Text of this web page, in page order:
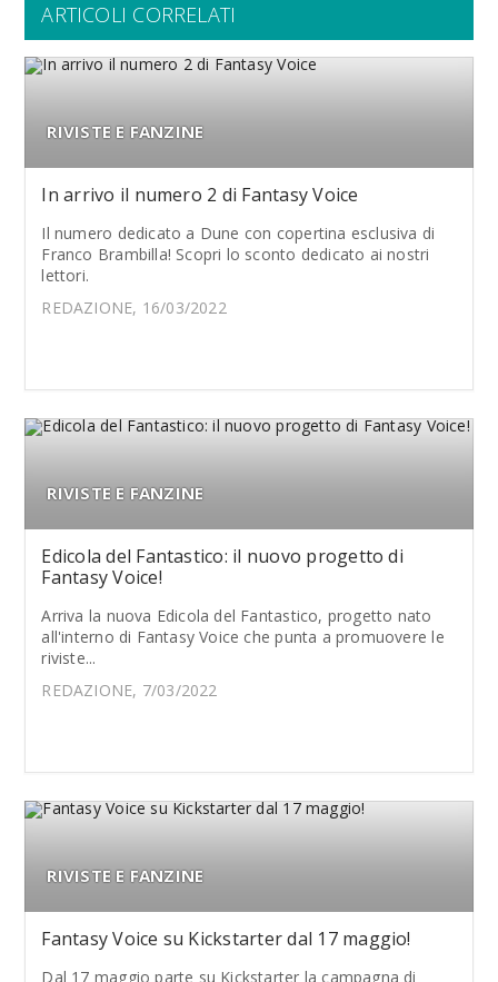
ARTICOLI CORRELATI
RIVISTE E FANZINE
In arrivo il numero 2 di Fantasy Voice
Il numero dedicato a Dune con copertina esclusiva di
Franco Brambilla! Scopri lo sconto dedicato ai nostri
lettori.
REDAZIONE, 16/03/2022
RIVISTE E FANZINE
Edicola del Fantastico: il nuovo progetto di
Fantasy Voice!
Arriva la nuova Edicola del Fantastico, progetto nato
all'interno di Fantasy Voice che punta a promuovere le
riviste...
REDAZIONE, 7/03/2022
RIVISTE E FANZINE
Fantasy Voice su Kickstarter dal 17 maggio!
Dal 17 maggio parte su Kickstarter la campagna di